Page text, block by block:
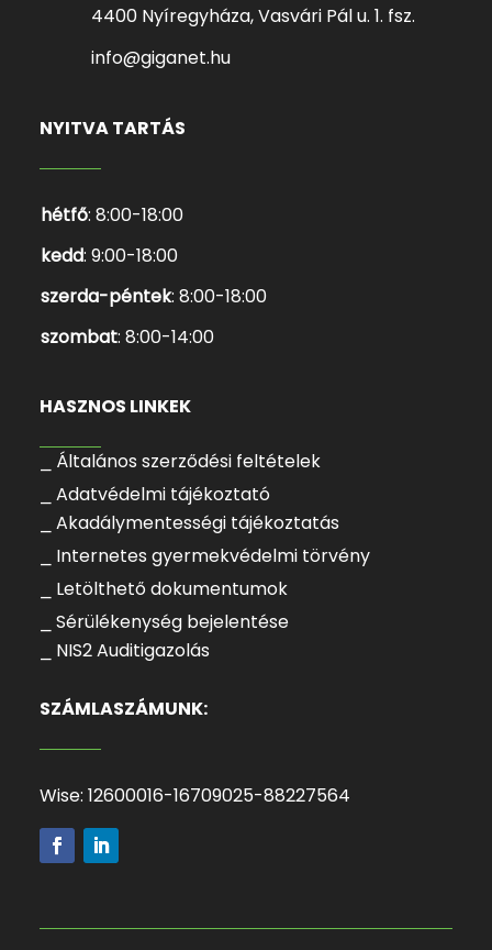
4400 Nyíregyháza, Vasvári Pál u. 1. fsz.
info@giganet.hu
NYITVA TARTÁS
hétfő: 8:00-18:00
kedd: 9:00-18:00
szerda-péntek: 8:00-18:00
szombat: 8:00-14:00
HASZNOS LINKEK
⎯ Általános szerződési feltételek
⎯ Adatvédelmi tájékoztató
⎯ Akadálymentességi tájékoztatás
⎯ Internetes gyermekvédelmi törvény
⎯ Letölthető dokumentumok
⎯ Sérülékenység bejelentése
⎯ NIS2 Auditigazolás
SZÁMLASZÁMUNK:
Wise: 12600016-16709025-88227564